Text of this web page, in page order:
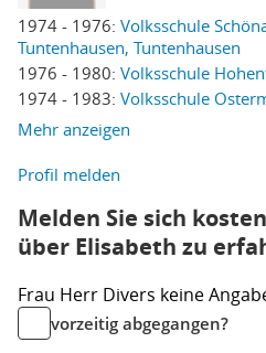
1974 - 1976: Volksschule
Tuntenhausen, Tuntenhausen
1976 - 1980: Volksschule
1974 - 1983: Volksschule
Mehr anzeigen
Profil melden
Melden Sie sich
über Elisabeth zu
Frau Herr Divers keine
vorzeitig abgegangen?